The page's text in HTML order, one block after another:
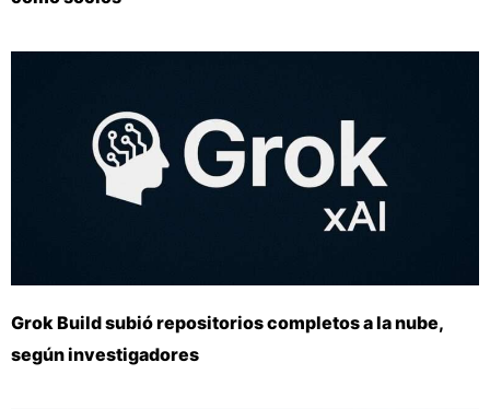
Grok Build subió repositorios completos a la nube,
según investigadores